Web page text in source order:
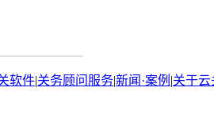
软件 关务顾问服务新闻·案例 关于云